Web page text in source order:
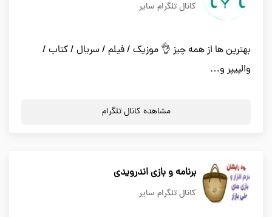
کانال تلگرام سایر
بهترین ها از همه چیز 👌 موزیک / فیلم / سریال / کتاب /
والپیپر و…
مشاهده کانال تلگرام
برنامه و بازی اندرویدی
کانال تلگرام سایر